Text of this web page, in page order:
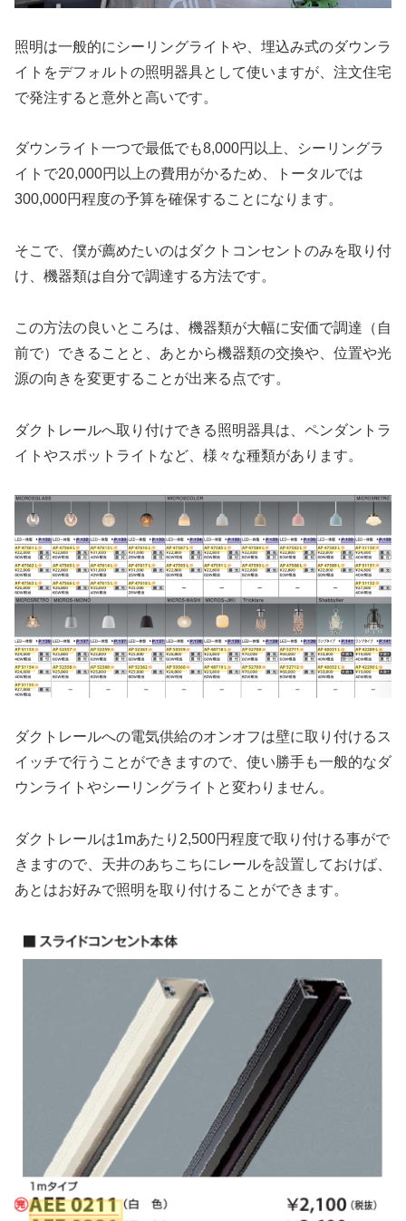
照明は一般的にシーリングライトや、埋込み式のダウンラ
イトをデフォルトの照明器具として使いますが、注文住宅
で発注すると意外と高いです。
ダウンライト一つで最低でも8,000円以上、シーリングラ
イトで20,000円以上の費用がかるため、トータルでは
300,000円程度の予算を確保することになります。
そこで、僕が薦めたいのはダクトコンセントのみを取り付
け、機器類は自分で調達する方法です。
この方法の良いところは、機器類が大幅に安価で調達（自
前で）できることと、あとから機器類の交換や、位置や光
源の向きを変更することが出来る点です。
ダクトレールへ取り付けできる照明器具は、ペンダントラ
イトやスポットライトなど、様々な種類があります。
ダクトレールへの電気供給のオンオフは壁に取り付けるス
イッチで行うことができますので、使い勝手も一般的なダ
ウンライトやシーリングライトと変わりません。
ダクトレールは1mあたり2,500円程度で取り付ける事がで
きますので、天井のあちこちにレールを設置しておけば、
あとはお好みで照明を取り付けることができます。